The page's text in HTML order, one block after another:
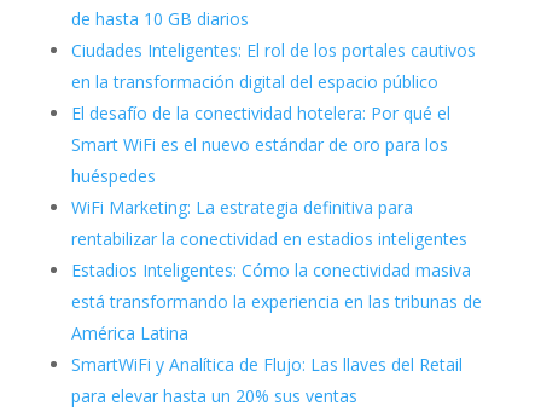
de hasta 10 GB diarios
Ciudades Inteligentes: El rol de los portales cautivos
en la transformación digital del espacio público
El desafío de la conectividad hotelera: Por qué el
Smart WiFi es el nuevo estándar de oro para los
huéspedes
WiFi Marketing: La estrategia definitiva para
rentabilizar la conectividad en estadios inteligentes
Estadios Inteligentes: Cómo la conectividad masiva
está transformando la experiencia en las tribunas de
América Latina
SmartWiFi y Analítica de Flujo: Las llaves del Retail
para elevar hasta un 20% sus ventas